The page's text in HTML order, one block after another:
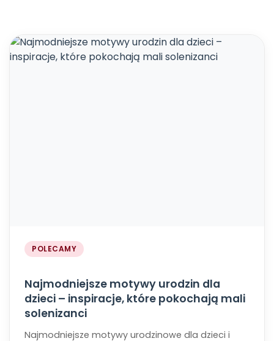
POLECAMY
Najmodniejsze motywy urodzin dla
dzieci – inspiracje, które pokochają mali
solenizanci
Najmodniejsze motywy urodzinowe dla dzieci i